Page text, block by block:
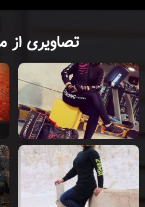
تصاویری از